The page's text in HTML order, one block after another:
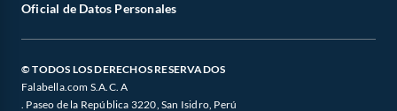
Oficial de Datos Personales
© TODOS LOS DERECHOS RESERVADOS
Falabella.com S.A.C. A
. Paseo de la República 3220, San Isidro, Perú